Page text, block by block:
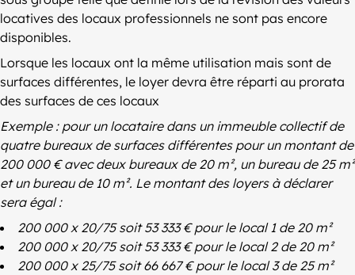
locatives des locaux professionnels ne sont pas encore
disponibles.
Lorsque les locaux ont la même utilisation mais sont de
surfaces différentes, le loyer devra être réparti au prorata
des surfaces de ces locaux
Exemple : pour un locataire dans un immeuble collectif de
quatre bureaux de surfaces différentes pour un montant de
200 000 € avec deux bureaux de 20 m², un bureau de 25 m²
et un bureau de 10 m². Le montant des loyers à déclarer
sera égal :
200 000 x 20/75 soit 53 333 € pour le local 1 de 20 m²
200 000 x 20/75 soit 53 333 € pour le local 2 de 20 m²
200 000 x 25/75 soit 66 667 € pour le local 3 de 25 m²